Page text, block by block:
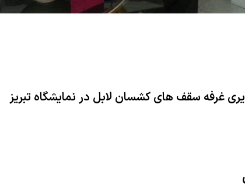
غرفه سقف های کشسان لابل در نمایشگاه تبریز